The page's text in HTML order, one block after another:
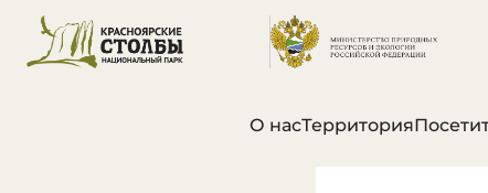
О насТерритория